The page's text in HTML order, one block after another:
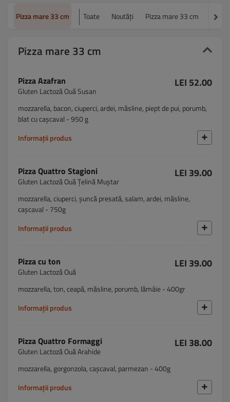
Pizza mare 33 cm Toate Noutăți Pizza mare 33 cm
Pizza mare 33 cm
Pizza Azafran
Gluten Lactoză Ouă Susan
LEI 52.00
mozzarella, bacon, ciuperci, ardei, măsline, piept de pui, porumb,
blat cu cașcaval - 950 g
Informații produs
Pizza Quattro Stagioni
Gluten Lactoză Ouă Țelină Muștar
LEI 39.00
mozzarella, ciuperci, șuncă presată, salam, ardei, măsline,
cașcaval - 750g
Informații produs
Pizza cu ton
Gluten Lactoză Ouă
LEI 39.00
mozzarella, ton, ceapă, măsline, porumb, lămâie - 400gr
Informații produs
Pizza Quattro Formaggi
Gluten Lactoză Ouă Arahide
LEI 38.00
mozzarella, gorgonzola, cașcaval, parmezan - 400g
Informații produs